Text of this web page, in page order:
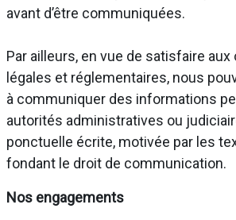
avant d’être communiquées.
Par ailleurs, en vue de satisfaire aux
légales et réglementaires, nous
à communiquer des informations
autorités administratives ou
ponctuelle écrite, motivée par les
fondant le droit de communication.
Nos engagements